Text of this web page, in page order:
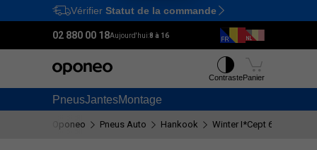
Ctrl M
Vérifier Statut de la commande
02 880 00 18Aujourd'hui:8 à 16
PneusJantesMontage
ContrastePanier
Oponeo Pneus Auto Hankook Winter I*Cept 605